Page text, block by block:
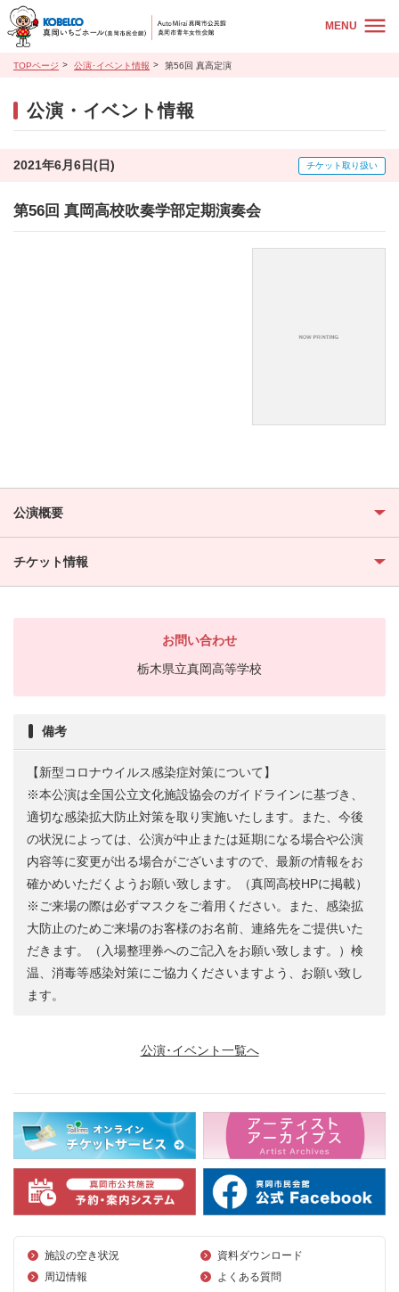
MENU
TOPページ 公演･イベント情報 第56回 真高定演
公演・イベント情報
2021年6月6日(日) チケット取り扱い
第56回 真岡高校吹奏学部定期演奏会
公演概要
チケット情報
お問い合わせ
栃木県立真岡高等学校
備考
【新型コロナウイルス感染症対策について】
※本公演は全国公立文化施設協会のガイドラインに基づき、
適切な感染拡大防止対策を取り実施いたします。また、今後
の状況によっては、公演が中止または延期になる場合や公演
内容等に変更が出る場合がございますので、最新の情報をお
確かめいただくようお願い致します。（真岡高校HPに掲載）
※ご来場の際は必ずマスクをご着用ください。また、感染拡
大防止のためご来場のお客様のお名前、連絡先をご提供いた
だきます。（入場整理券へのご記入をお願い致します。）検
温、消毒等感染対策にご協力くださいますよう、お願い致し
ます。
公演･イベント一覧へ
施設の空き状況
資料ダウンロード
周辺情報
よくある質問